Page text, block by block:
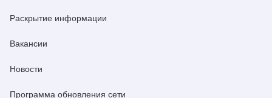
Раскрытие информации
Вакансии
Новости
Программа обновления сети